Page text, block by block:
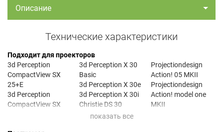
Описание
Технические характеристики
Подходит для проекторов
3d Perception
CompactView SX
25+E
3d Perception
CompactView SX
3d Perception X 30
Basic
3d Perception X 30e
3d Perception X 30i
Christie DS 30
Christie DS+30/W
Projectiondesign
Action! 05 MKII
Projectiondesign
Action! model one
MKII